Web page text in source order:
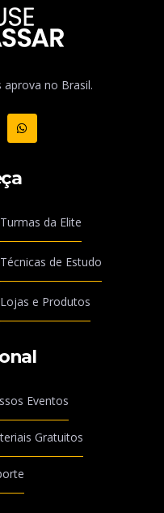
no Brasil.
Turmas da Elite
Técnicas de Estudo
Lojas e Produtos
Eventos
Gratuitos